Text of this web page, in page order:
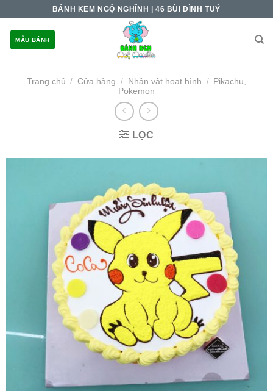
content
BÁNH KEM NGỘ NGHĨNH | 46 BÙI ĐÌNH TUÝ
MẪU BÁNH
Trang chủ / Cửa hàng / Nhân vật hoạt hình / Pikachu,
Pokemon
LỌC